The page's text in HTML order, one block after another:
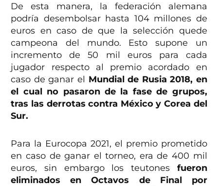
De esta manera, la federación alemana
podría desembolsar hasta 104 millones de
euros en caso de que la selección quede
campeona del mundo. Esto supone un
incremento de 50 mil euros para cada
jugador respecto al premio acordado en
caso de ganar el Mundial de Rusia 2018, en
el cual no pasaron de la fase de grupos,
tras las derrotas contra México y Corea del
Sur.
Para la Eurocopa 2021, el premio prometido
en caso de ganar el torneo, era de 400 mil
euros, sin embargo los teutones fueron
eliminados en Octavos de Final por